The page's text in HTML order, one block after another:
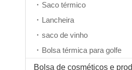
Saco térmico
Lancheira
saco de vinho
Bolsa térmica para golfe